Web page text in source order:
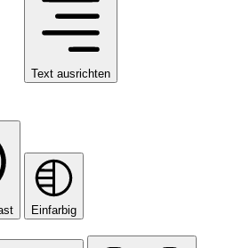
Text ausrichten
Einfarbig